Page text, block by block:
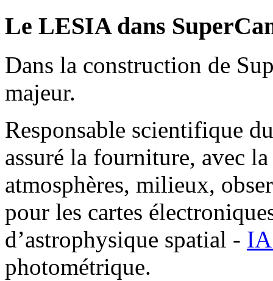
Le LESIA dans
Dans la construction de
majeur.
Responsable scientifique
assuré la fourniture, avec
atmosphères, milieux,
pour les cartes
d’astrophysique spatial -
photométrique.